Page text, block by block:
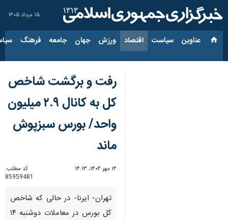
۱۵ مرداد ۱۴۰۵
عناوین‌ سیاست اقتصاد ورزش جهان جامعه فرهنگ
رفت و برگشت شاخص
کل به کانال ۲.۹ میلیون
واحد/ بورس سبزپوش
ماند
۱۴ مهر ۱۴۰۴، ۱۴:۱۳
کد مطلب:
85959481
تهران- ایرنا- در حالی که شاخص
کل بورس در معاملات دوشنبه ۱۴